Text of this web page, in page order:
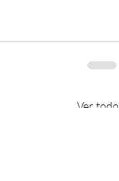
Ver todo